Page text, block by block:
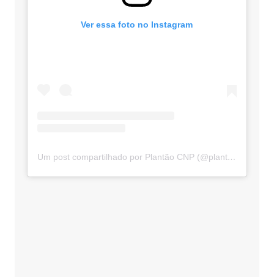
Ver essa foto no Instagram
Um post compartilhado por Plantão CNP (@plantaocnp)